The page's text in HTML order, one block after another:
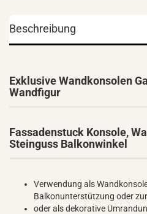
Beschreibung
Exklusive Wandkonsolen
Wandfigur
Fassadenstuck Konsole,
Steinguss Balkonwinkel
Verwendung als
Balkonunterstützung oder
oder als dekorative